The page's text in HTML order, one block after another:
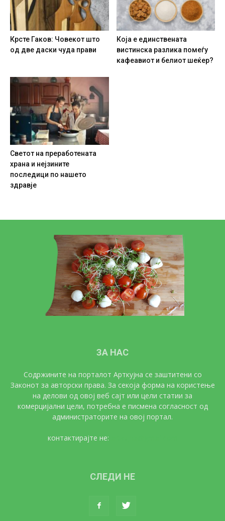
Крсте Гаков: Човекот што
од две даски чуда прави
Која е единствената
вистинска разлика помеѓу
кафеавиот и белиот шеќер?
Светот на преработената
храна и нејзините
последици по нашето
здравје
ЗА НАС
Содржините на порталот Арткујна се заштитени со
Законот за авторски права. За секоја форма на користење
на делови од овој веб сајт или цели статии за
комерцијални цели, потребна е писмена согласност од
администраторите на овој портал.
контактирајте не:
СЛЕДИ НЕ